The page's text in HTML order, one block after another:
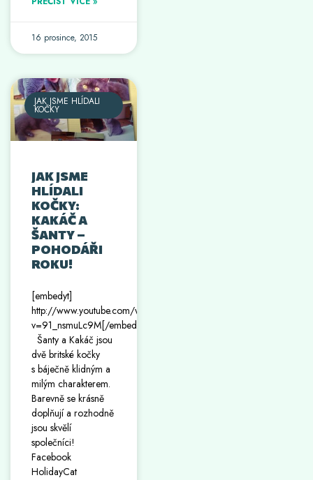
16 prosince, 2015
JAK JSME HLÍDALI
KOČKY
JAK JSME
HLÍDALI
KOČKY:
KAKÁČ A
ŠANTY –
POHODÁŘI
ROKU!
[embedyt]
http://www.youtube.com/watch?
v=91_nsmuLc9M[/embedyt]
Šanty a Kakáč jsou
dvě britské kočky
s báječně klidným a
milým charakterem.
Barevně se krásně
doplňují a rozhodně
jsou skvělí
společníci!
Facebook
HolidayCat